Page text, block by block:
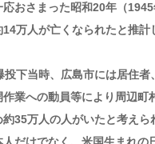
応おさまった昭和20年（
14万人が亡くなられたと推計
投下当時、広島市には居住者
業への動員等により周辺町
35万人の人がいたと考えら